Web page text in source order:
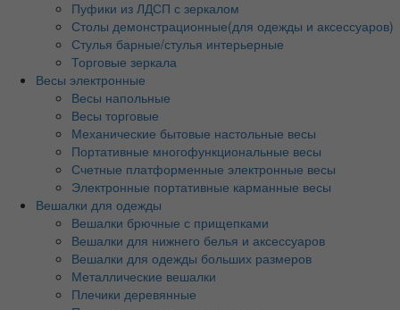
Пуфики из ЛДСП с зеркалом
Столы демонстрационные(для одежды и аксессуаров)
Стулья барные/стулья интерьерные
Торговые зеркала
Весы электронные
Весы напольные
Весы торговые
Механические бытовые настольные весы
Портативные многофункциональные весы
Счетные платформенные электронные весы
Электронные портативные карманные весы
Вешалки для одежды
Вешалки брючные с прищепками
Вешалки для нижнего белья и аксессуаров
Вешалки для одежды больших размеров
Металлические вешалки
Плечики деревянные